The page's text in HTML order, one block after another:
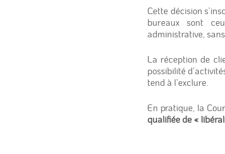
Cette décision
bureaux sont
administrative,
La réception de
possibilité
tend à l’exclure.
En pratique, la
qualifiée de «